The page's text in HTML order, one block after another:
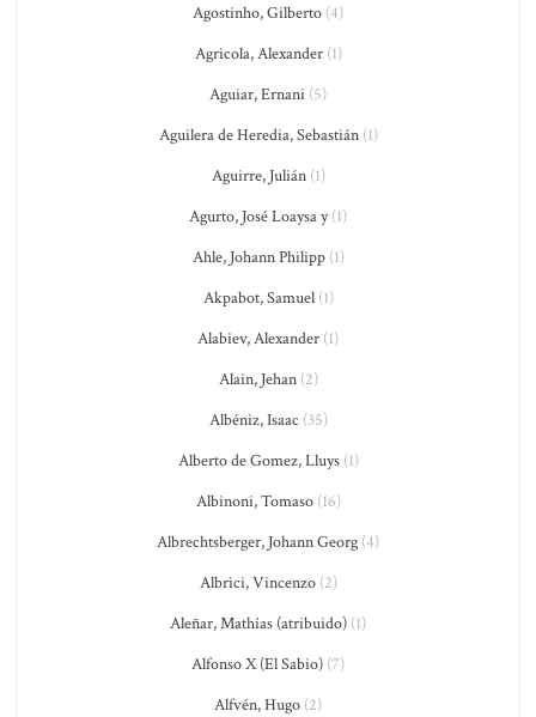
Agostinho, Gilberto (4)
Agricola, Alexander(1)
Aguiar, Ernani (5)
Aguilera de Heredia, Sebastián(1)
Aguirre, Julián(1)
Agurto, José Loaysa y(1)
Ahle, Johann Philipp(1)
Akpabot, Samuel(1)
Alabiev, Alexander (1)
Alain, Jehan(2)
Albéniz, Isaac (35)
Alberto de Gomez, Lluys(1)
Albinoni, Tomaso(16)
Albrechtsberger, Johann Georg (4)
Albrici, Vincenzo(2)
Aleñar, Mathías (atribuido) (1)
Alfonso X (El Sabio) (7)
Alfvén, Hugo (2)